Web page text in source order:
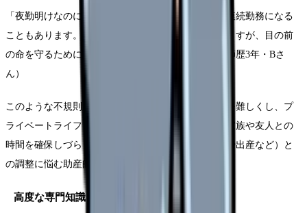
「夜勤明けなのに分娩が続いて帰れず、36時間近く連続勤務になる
こともあります。体力的な限界を感じることもありますが、目の前
の命を守るために踏ん張るしかないのです」（助産師歴3年・Bさ
ん）
このような不規則な生活リズムは、自身の健康管理を難しくし、プ
ライベートライフとの両立にも影響を及ぼします。家族や友人との
時間を確保しづらく、自己のライフイベント（結婚や出産など）と
の調整に悩む助産師も少なくありません。
高度な専門知識とスキルの習得